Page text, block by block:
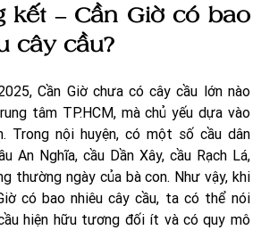
kết – Cần Giờ có bao
cây cầu?
Cần Giờ chưa có cây cầu lớn nào
tâm TP.HCM, mà chủ yếu dựa vào
Trong nội huyện, có một số cầu dân
An Nghĩa, cầu Dần Xây, cầu Rạch Lá,
thường ngày của bà con. Như vậy, khi
có bao nhiêu cây cầu, ta có thể nói
hiện hữu tương đối ít và có quy mô